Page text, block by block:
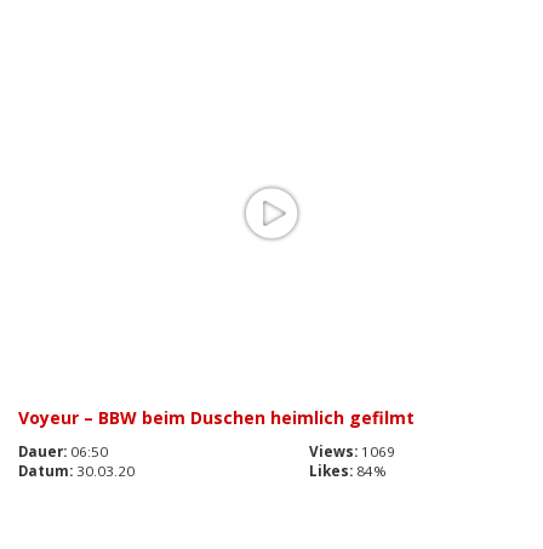
Voyeur – BBW beim Duschen heimlich gefilmt
Dauer: 06:50 Views: 1069
Datum: 30.03.20 Likes: 84%